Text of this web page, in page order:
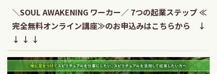
＼SOUL AWAKENING ワーカー／ 7つの起業ステップ ≪
完全無料オンライン講座≫のお申込みはこちらから ↓
↓ ↓ ↓